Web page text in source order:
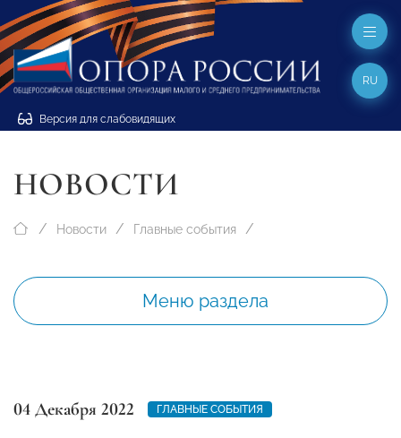
Версия для слабовидящих
RU
НОВОСТИ
Новости Главные события
Меню раздела
04 Декабря 2022 ГЛАВНЫЕ СОБЫТИЯ